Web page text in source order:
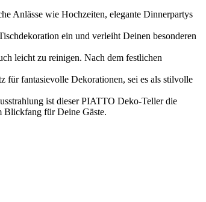
Anlässe wie Hochzeiten, elegante Dinnerpartys
ein und verleiht Deinen besonderen
leicht zu reinigen. Nach dem festlichen
fantasievolle Dekorationen, sei es als stilvolle
ist dieser PIATTO Deko-Teller die
Blickfang für Deine Gäste.